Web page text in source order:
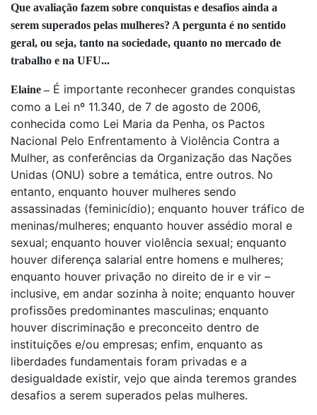
Que avaliação fazem sobre conquistas e desafios ainda a
serem superados pelas mulheres? A pergunta é no sentido
geral, ou seja, tanto na sociedade, quanto no mercado de
trabalho e na UFU...
Elaine –É importante reconhecer grandes conquistas
como a Lei nº 11.340, de 7 de agosto de 2006,
conhecida como Lei Maria da Penha, os Pactos
Nacional Pelo Enfrentamento à Violência Contra a
Mulher, as conferências da Organização das Nações
Unidas (ONU) sobre a temática, entre outros. No
entanto, enquanto houver mulheres sendo
assassinadas (feminicídio); enquanto houver tráfico de
meninas/mulheres; enquanto houver assédio moral e
sexual; enquanto houver violência sexual; enquanto
houver diferença salarial entre homens e mulheres;
enquanto houver privação no direito de ir e vir –
inclusive, em andar sozinha à noite; enquanto houver
profissões predominantes masculinas; enquanto
houver discriminação e preconceito dentro de
instituições e/ou empresas; enfim, enquanto as
liberdades fundamentais foram privadas e a
desigualdade existir, vejo que ainda teremos grandes
desafios a serem superados pelas mulheres.